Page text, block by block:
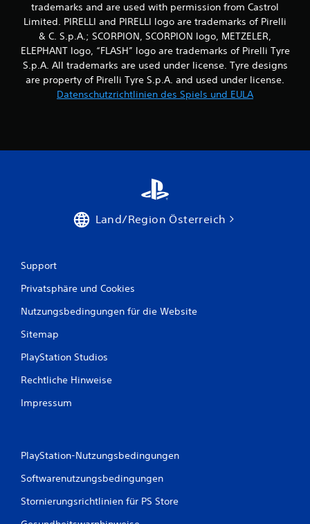
trademarks and are used with permission from Castrol
Limited. PIRELLI and PIRELLI logo are trademarks of Pirelli
& C. S.p.A.; SCORPION, SCORPION logo, METZELER,
ELEPHANT logo, “FLASH” logo are trademarks of Pirelli Tyre
S.p.A. All trademarks are used under license. Tyre designs
are property of Pirelli Tyre S.p.A. and used under license.
Datenschutzrichtlinien des Spiels und EULA
Land/Region Österreich
Support
Privatsphäre und Cookies
Nutzungsbedingungen für die Website
Sitemap
PlayStation Studios
Rechtliche Hinweise
Impressum
PlayStation-Nutzungsbedingungen
Softwarenutzungsbedingungen
Stornierungsrichtlinien für PS Store